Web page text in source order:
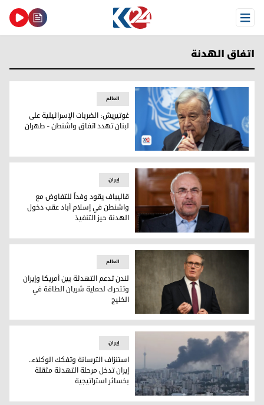
Open Menu
اتفاق الهدنة
غوتيريش: الضربات الإسرائيلية على لبنان تهدد اتفاق
العالم
غوتيريش: الضربات الإسرائيلية على
لبنان تهدد اتفاق واشنطن - طهران
قاليباف يقود وفداً للتفاوض مع واشنطن في إسلام آباد عقب
إيران
قاليباف يقود وفداً للتفاوض مع
واشنطن في إسلام آباد عقب دخول
الهدنة حيز التنفيذ
لندن تدعم التهدئة بين أمريكا وإيران وتتحرك لحماية شريان
العالم
لندن تدعم التهدئة بين أمريكا وإيران
وتتحرك لحماية شريان الطاقة في
الخليج
إيران
استنزاف الترسانة وتفكك الوكلاء..
إيران تدخل مرحلة التهدئة مثقلة
بخسائر استراتيجية